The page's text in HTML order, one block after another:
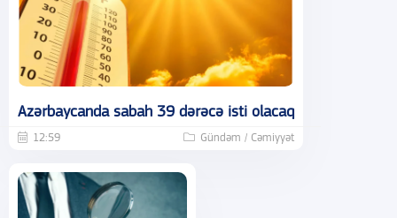
Azərbaycanda sabah 39 dərəcə isti olacaq
12:59 Gündəm / Cəmiyyət